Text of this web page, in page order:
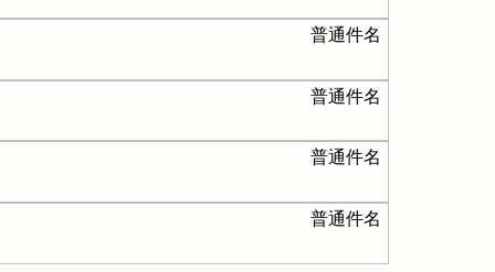
普通件名
普通件名
普通件名
普通件名